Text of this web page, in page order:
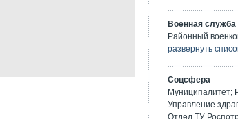
Военная служба
Районный
развернуть
Соцсфера
Управление
Отдел ТУ